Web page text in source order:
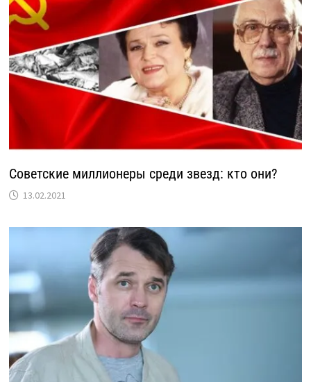
Советские миллионеры среди звезд: кто они?
13.02.2021